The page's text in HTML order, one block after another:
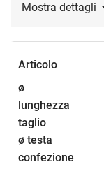
Mostra dettagli